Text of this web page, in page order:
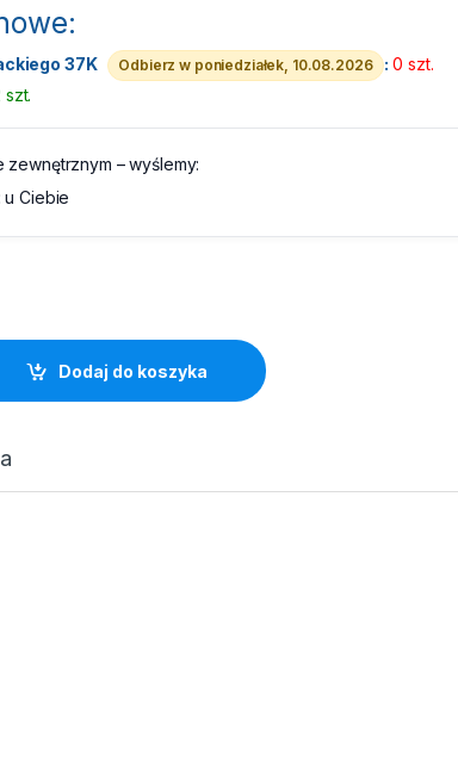
37K Odbierz w poniedziałek, 10.08.2026 : 0 szt.
szt.
zewnętrznym – wyślemy:
u Ciebie
Spirala 28mm 1,5m Srebrny quantity
Dodaj do koszyka